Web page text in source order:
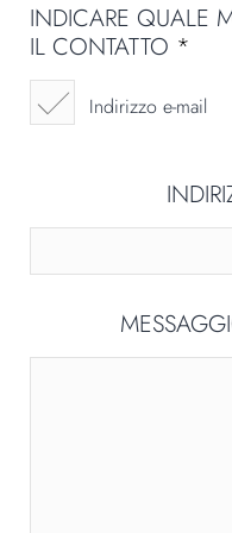
INDICARE QUALE
IL CONTATTO *
Indirizzo e-mail